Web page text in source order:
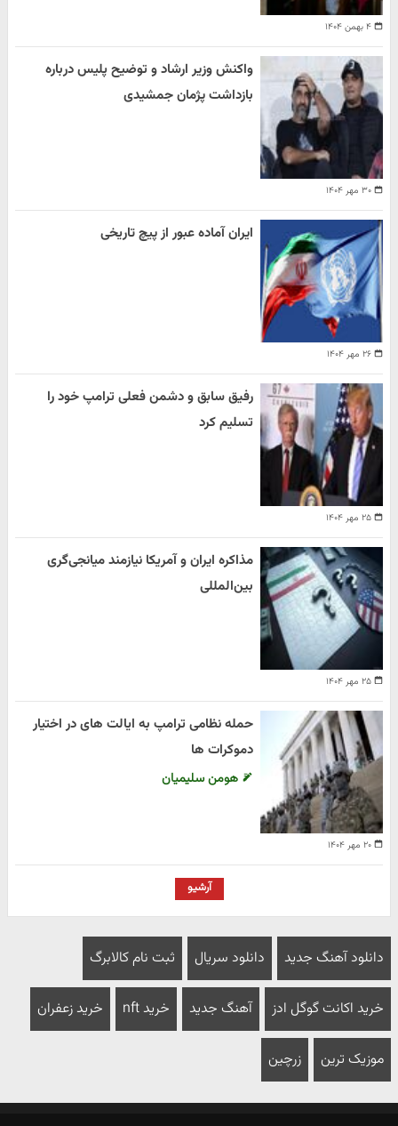
۴ بهمن ۱۴۰۴
۳۰ مهر ۱۴۰۴
واکنش وزیر ارشاد و توضیح پلیس درباره
بازداشت پژمان جمشیدی
۲۶ مهر ۱۴۰۴
ایران آماده عبور از پیچ تاریخی
۲۵ مهر ۱۴۰۴
رفیق سابق و دشمن فعلی ترامپ خود را
تسلیم کرد
۲۵ مهر ۱۴۰۴
مذاکره ایران و آمریکا نیازمند میانجی‌گری
بین‌المللی
۲۰ مهر ۱۴۰۴
حمله نظامی ترامپ به ایالت های در اختیار
دموکرات ها
هومن سلیمیان
آرشیو
دانلود آهنگ جدید دانلود سریال ثبت نام کالابرگ
خرید اکانت گوگل ادز آهنگ جدید خرید nft خرید زعفران
موزیک ترین زرچین